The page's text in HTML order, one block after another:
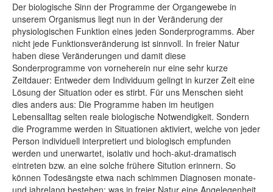
Der biologische Sinn der Programme der Organgewebe in
unserem Organismus liegt nun in der Veränderung der
physiologischen Funktion eines jeden Sonderprogramms. Aber
nicht jede Funktionsveränderung ist sinnvoll. In freier Natur
haben diese Veränderungen und damit diese
Sonderprogramme von vorneherein nur eine sehr kurze
Zeitdauer: Entweder dem Individuum gelingt in kurzer Zeit eine
Lösung der Situation oder es stirbt. Für uns Menschen sieht
dies anders aus: Die Programme haben im heutigen
Lebensalltag selten reale biologische Notwendigkeit. Sondern
die Programme werden in Situationen aktiviert, welche von jeder
Person individuell interpretiert und biologisch empfunden
werden und unerwartet, isolativ und hoch-akut-dramatisch
eintreten bzw. an eine solche frühere Sitution erinnern. So
können Todesängste etwa nach schimmen Diagnosen monate-